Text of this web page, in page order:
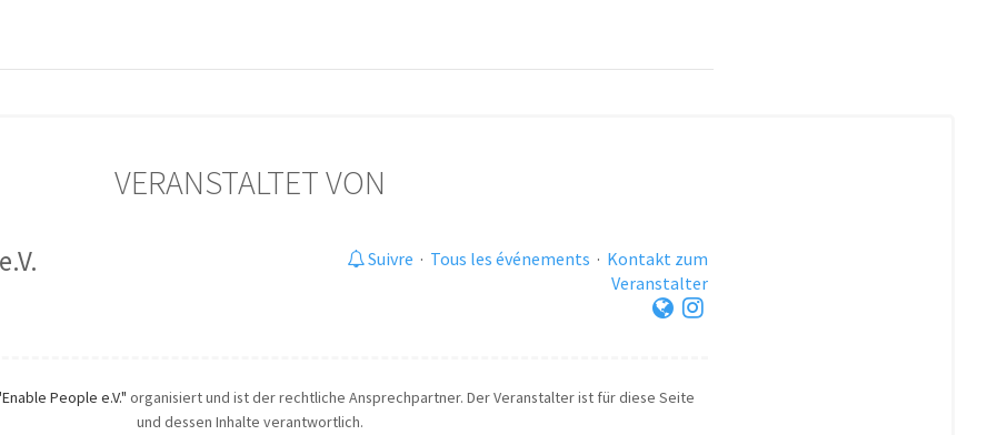
VERANSTALTET VON
Suivre · Tous les événements · Kontakt zum
Veranstalter
People e.V." organisiert und ist der rechtliche Ansprechpartner. Der Veranstalter ist für diese Seite
und dessen Inhalte verantwortlich.